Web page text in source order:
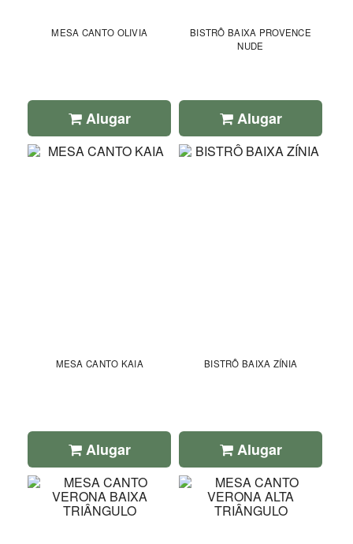
MESA CANTO OLIVIA
Alugar
BISTRÔ BAIXA PROVENCE
NUDE
Alugar
MESA CANTO KAIA
Alugar
BISTRÔ BAIXA ZÍNIA
Alugar